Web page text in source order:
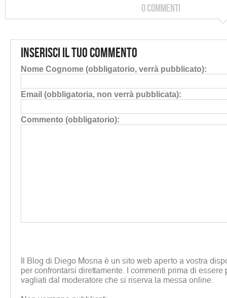
0 Commenti
Inserisci il tuo commento
Nome Cognome (obbligatorio, verrà pubblicato):
Email (obbligatoria, non verrà pubblicata):
Commento (obbligatorio):
Il Blog di Diego Mosna è un sito web aperto a vostra
per confrontarsi direttamente. I commenti prima di essere
vagliati dal moderatore che si riserva la messa online.